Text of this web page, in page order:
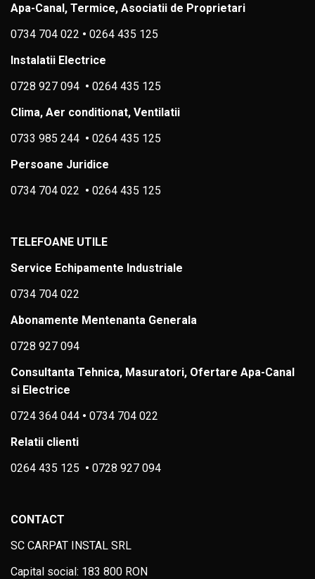
Apa-Canal, Termice, Asociatii de Proprietari
0734 704 022 • 0264 435 125
Instalatii Electrice
0728 927 094 • 0264 435 125
Clima, Aer conditionat, Ventilatii
0733 985 244 • 0264 435 125
Persoane Juridice
0734 704 022 • 0264 435 125
TELEFOANE UTILE
Service Echipamente Industriale
0734 704 022
Abonamente Mentenanta Generala
0728 927 094
Consultanta Tehnica, Masuratori, Ofertare Apa-Canal
si Electrice
0724 364 044 • 0734 704 022
Relatii clienti
0264 435 125 • 0728 927 094
CONTACT
SC CARPAT INSTAL SRL
Capital social: 183 800 RON